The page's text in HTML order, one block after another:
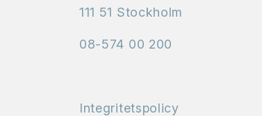
111 51 Stockholm
08-574 00 200
Integritetspolicy